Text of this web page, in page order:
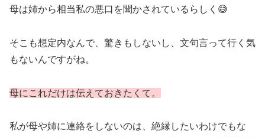
母は姉から相当私の悪口を聞かされているらしく😅
そこも想定内なんで、驚きもしないし、文句言って行く気
もないんですがね。
母にこれだけは伝えておきたくて。
私が母や姉に連絡をしないのは、絶縁したいわけでもな